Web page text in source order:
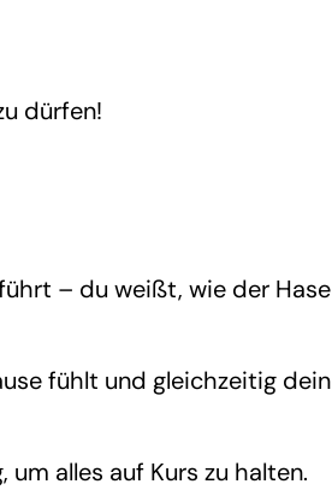
dürfen!
– du weißt, wie der Hase
fühlt und gleichzeitig dein
alles auf Kurs zu halten.